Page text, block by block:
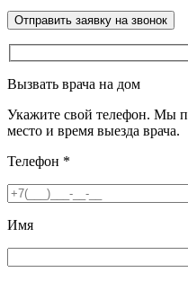
Вызвать врача на дом
Укажите свой телефон. Мы
место и время выезда врача.
Телефон *
Имя